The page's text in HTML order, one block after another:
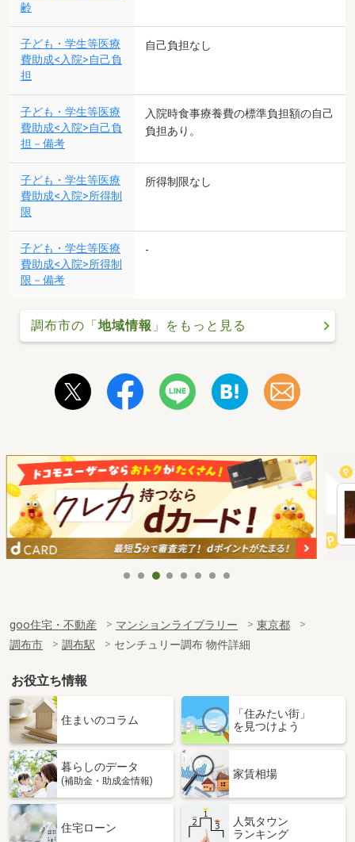
齢
子ども・学生等医療
費助成<入院>自己負
担
自己負担なし
子ども・学生等医療
費助成<入院>自己負
担－備考
入院時食事療養費の標準負担額の自己
負担あり。
子ども・学生等医療
費助成<入院>所得制
限
所得制限なし
子ども・学生等医療
費助成<入院>所得制
限－備考
-
調布市の「地域情報 」をもっと見る
goo住宅・不動産 マンションライブラリー
東京都
調布市
調布駅 センチュリー調布 物件詳細
お役立ち情報
住まいのコラム
「住みたい街」
を見つけよう
暮らしのデータ
(補助金・助成金情報)
家賃相場
住宅ローン
人気タウン
ランキング